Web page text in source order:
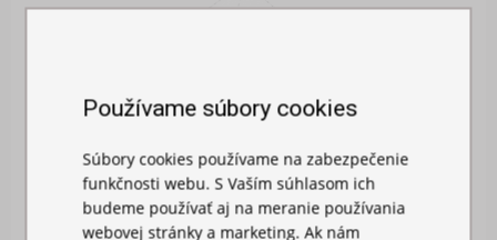
Používame súbory cookies
Súbory cookies používame na zabezpečenie
funkčnosti webu. S Vaším súhlasom ich
budeme používať aj na meranie používania
webovej stránky a marketing. Ak nám